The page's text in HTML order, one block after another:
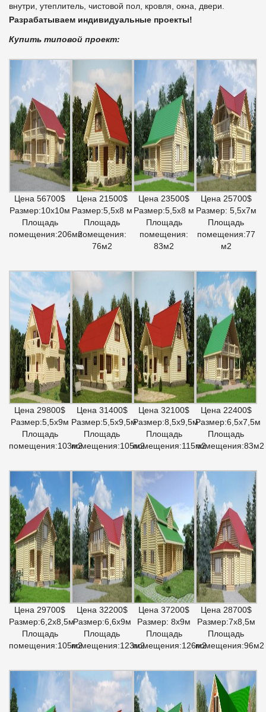
внутри, утеплитель, чистовой пол, кровля, окна, двери.
Разрабатываем индивидуальные проекты!
Купить типовой проект:
Цена 56700$
Размер:10х10м
Площадь
помещения:206м2
Цена 21500$
Размер:5,5х8 м
Площадь
помещения:
76м2
Цена 23500$
Размер:5,5х8 м
Площадь
помещения:
83м2
Цена 25700$
Размер: 5,5х7м
Площадь
помещения:77
м2
Цена 29800$
Размер:5,5х9м
Площадь
помещения:103м2
Цена 31400$
Размер:5,5х9,5м
Площадь
помещения:105м2
Цена 32100$
Размер:8,5х9,5м
Площадь
помещения:115м2
Цена 22400$
Размер:6,5х7,5м
Площадь
помещения:83м2
Цена 29700$
Размер:6,2х8,5м
Площадь
помещения:105м2
Цена 32200$
Размер:6,6х9м
Площадь
помещения:123м2
Цена 37200$
Размер: 8х9м
Площадь
помещения:126м2
Цена 28700$
Размер:7х8,5м
Площадь
помещения:96м2